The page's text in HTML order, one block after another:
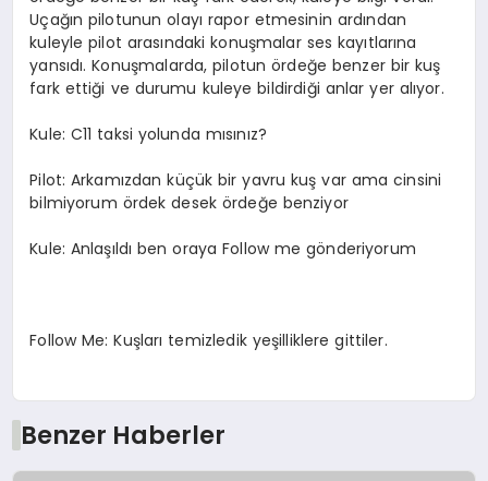
Uçağın pilotunun olayı rapor etmesinin ardından
kuleyle pilot arasındaki konuşmalar ses kayıtlarına
yansıdı. Konuşmalarda, pilotun ördeğe benzer bir kuş
fark ettiği ve durumu kuleye bildirdiği anlar yer alıyor.
Kule: C11 taksi yolunda mısınız?
Pilot: Arkamızdan küçük bir yavru kuş var ama cinsini
bilmiyorum ördek desek ördeğe benziyor
Kule: Anlaşıldı ben oraya Follow me gönderiyorum
Follow Me: Kuşları temizledik yeşilliklere gittiler.
Benzer Haberler